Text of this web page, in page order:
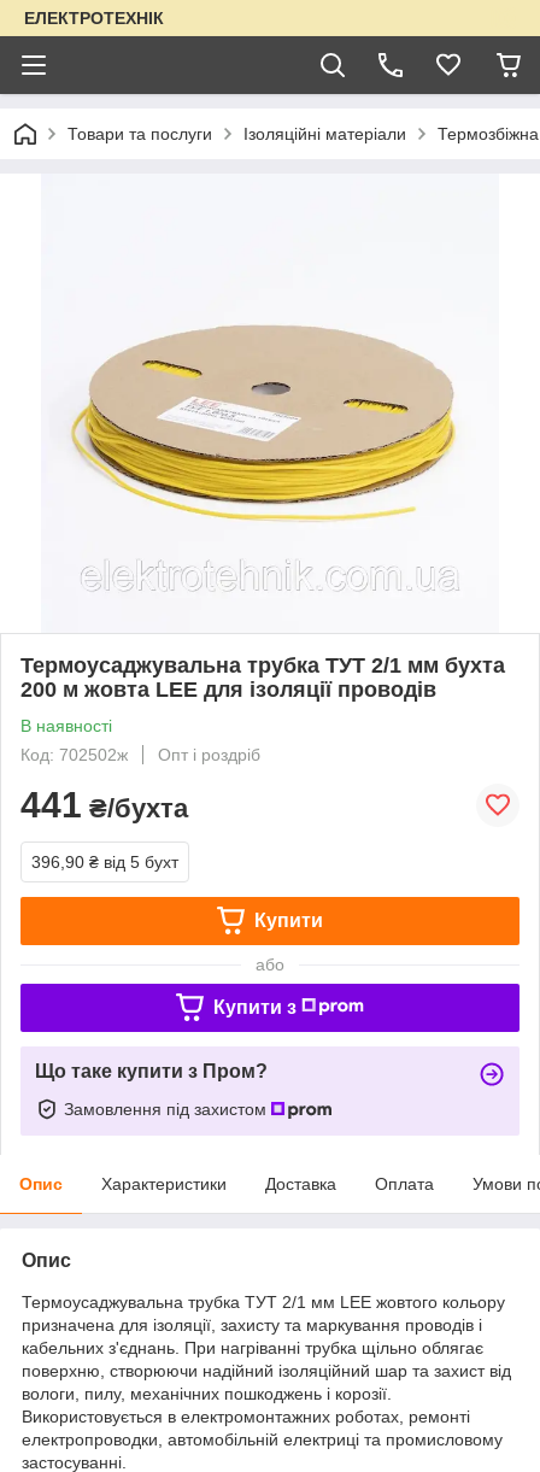
ЕЛЕКТРОТЕХНІК
Товари та послуги Ізоляційні матеріали
Термоусаджувальна трубка ТУТ 2/1 мм бухта
200 м жовта LEE для ізоляції проводів
В наявності
Код: 702502ж
Опт і роздріб
441 ₴/бухта
396,90 ₴ від 5 бухт
Купити
або
Купити з
Що таке купити з Пром?
Замовлення під захистом
Опис Характеристики Доставка Оплата Умови
Опис
Термоусаджувальна трубка ТУТ 2/1 мм LEE жовтого кольору
призначена для ізоляції, захисту та маркування проводів і
кабельних з'єднань. При нагріванні трубка щільно облягає
поверхню, створюючи надійний ізоляційний шар та захист від
вологи, пилу, механічних пошкоджень і корозії.
Використовується в електромонтажних роботах, ремонті
електропроводки, автомобільній електриці та промисловому
застосуванні.